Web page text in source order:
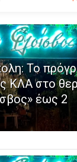
Το
ΚΛΑ στο
έως 2